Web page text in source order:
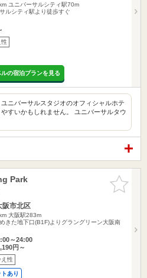
ユニバーサルシティ駅70m
ルシティ駅より徒歩すぐ
性
の宿泊プランを見る
ニバーサルスタジオのオフィシャルホテ
すいかもしれません。 ユニバーサルタウ
お気に入
りに追加
Park
阪市北区
大阪駅283m
きた地下口(B1F)よりグラングリーン大阪南
～24:00
円～
え性
あり